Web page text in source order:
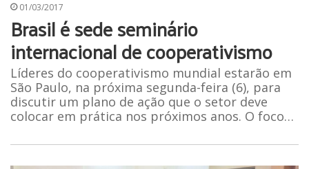
01/03/2017
Brasil é sede seminário
internacional de cooperativismo
Líderes do cooperativismo mundial estarão em
São Paulo, na próxima segunda-feira (6), para
discutir um plano de ação que o setor deve
colocar em prática nos próximos anos. O foco…